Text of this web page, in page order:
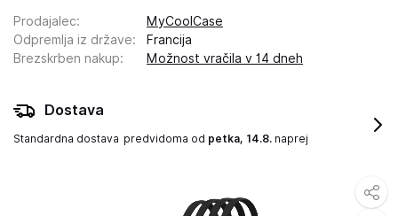
Prodajalec:
MyCoolCase
Odpremlja iz države:
Francija
Brezskrben nakup: Možnost vračila v 14 dneh
Dostava
Standardna dostava predvidoma od petka, 14.8. naprej